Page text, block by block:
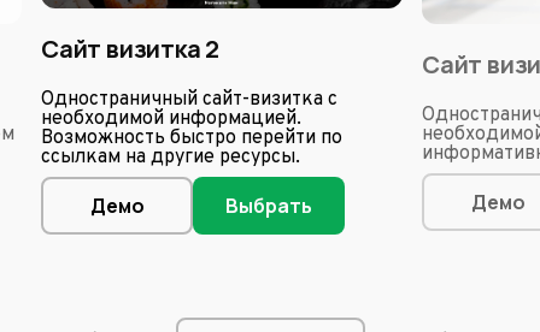
Сайт визитка 2
Одностраничный сайт-визитка с
необходимой информацией.
Возможность быстро перейти по
ссылкам на другие ресурсы.
Демо Выбрать
Сайт
Демо